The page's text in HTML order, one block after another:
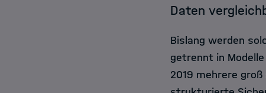
Daten
Bislang werden
getrennt in
2019 mehrere